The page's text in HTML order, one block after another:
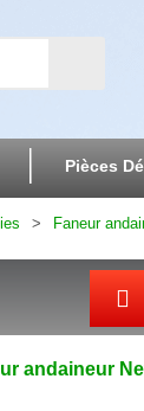
Pièces
Faneur
andaineur